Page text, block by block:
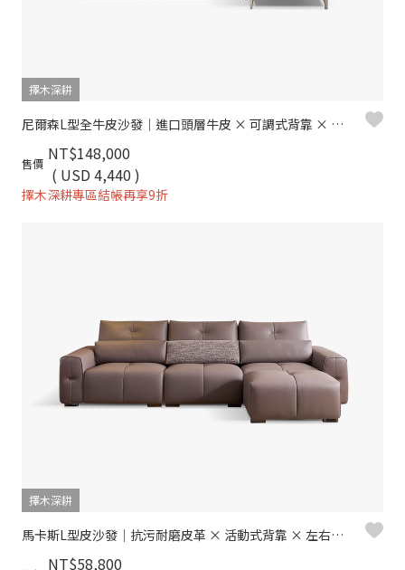
擇木深耕
尼爾森L型全牛皮沙發｜進口頭層牛皮 × 可調式背靠 × 十年骨架保固 – 擇木深耕系列
售價 NT$148,000
( USD 4,440 )
擇木深耕專區結帳再享9折
擇木深耕
馬卡斯L型皮沙發｜抗污耐磨皮革 × 活動式背靠 × 左右移動腳椅 – 擇木深耕
NT$58,800